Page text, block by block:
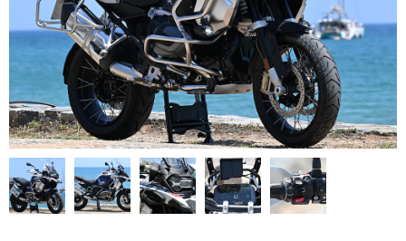
ΤΑΞΙΔΙΑ
BLOG
F.A.Q